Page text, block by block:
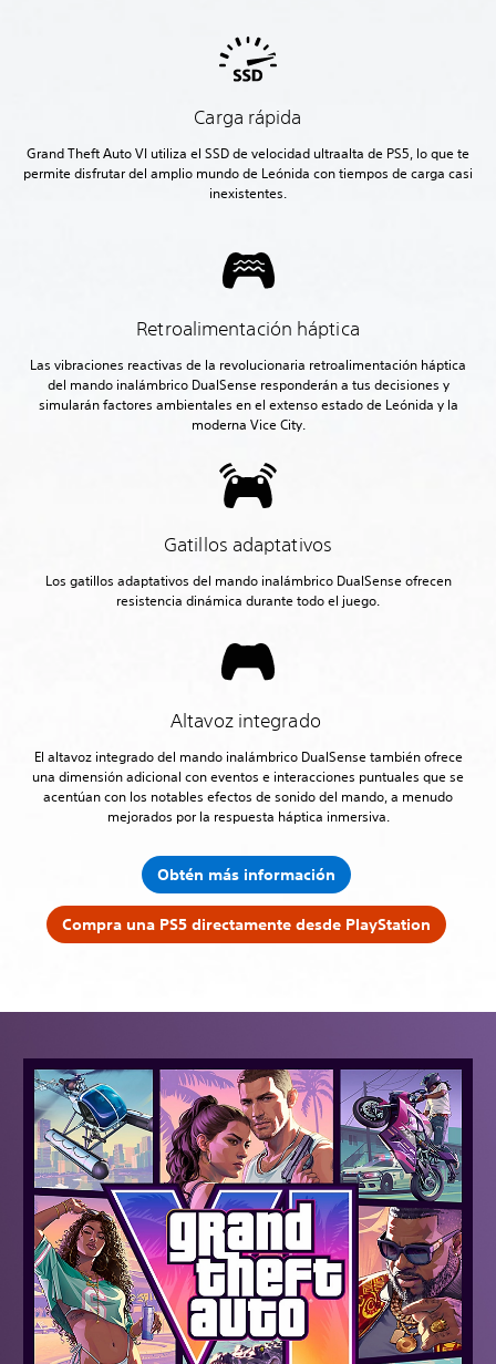
Carga rápida
Grand Theft Auto VI utiliza el SSD de velocidad ultraalta de PS5, lo que te
permite disfrutar del amplio mundo de Leónida con tiempos de carga casi
inexistentes.
Retroalimentación háptica
Las vibraciones reactivas de la revolucionaria retroalimentación háptica
del mando inalámbrico DualSense responderán a tus decisiones y
simularán factores ambientales en el extenso estado de Leónida y la
moderna Vice City.
Gatillos adaptativos
Los gatillos adaptativos del mando inalámbrico DualSense ofrecen
resistencia dinámica durante todo el juego.
Altavoz integrado
El altavoz integrado del mando inalámbrico DualSense también ofrece
una dimensión adicional con eventos e interacciones puntuales que se
acentúan con los notables efectos de sonido del mando, a menudo
mejorados por la respuesta háptica inmersiva.
Obtén más información
Compra una PS5 directamente desde PlayStation